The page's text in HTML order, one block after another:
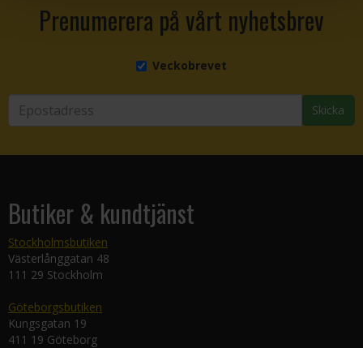
Prenumerera på vårt nyhetsbrev
Veckobrevet
Skicka
Butiker & kundtjänst
Stockholmsbutiken
Västerlånggatan 48
111 29 Stockholm
Göteborgsbutiken
Kungsgatan 19
411 19 Göteborg